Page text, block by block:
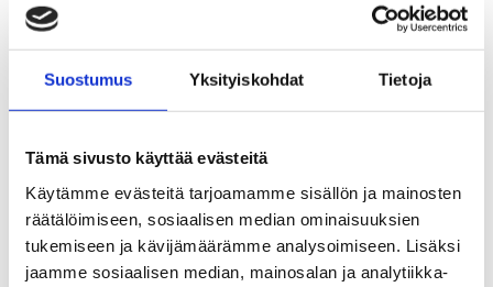
Suostumus Yksityiskohdat Tietoja
Tämä sivusto käyttää evästeitä
Käytämme evästeitä tarjoamamme sisällön ja mainosten
räätälöimiseen, sosiaalisen median ominaisuuksien
tukemiseen ja kävijämäärämme analysoimiseen. Lisäksi
jaamme sosiaalisen median, mainosalan ja analytiikka-